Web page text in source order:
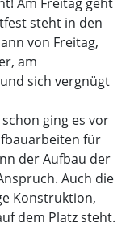
steht in den
von Freitag,
am
sich vergnügt
ging es vor
für
der Aufbau der
Auch die
Konstruktion,
dem Platz steht.